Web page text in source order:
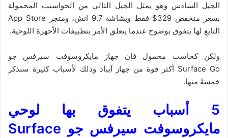
الجيل السادس وهو يمثل الجيل التالي من الحواسيب المحمولة
بسعر منخفض 329$ فقط وبشاشة 9.7 انش، ومتجر App Store
التابع لها يتفوق بوضوح عندما يتعلق الأمر بتطبيقات الأجهزة اللوحية.
ولكن كحاسب محمول فإن جهاز مايكروسوفت سيرفس جو
Surface Go أكثر قوة من جهاز آيباد وذلك لأسباب كثيرة سنذكر
خمسةً منها.
5 أسباب يتفوق بها لوحي
مايكروسوفت سيرفس جو Surface